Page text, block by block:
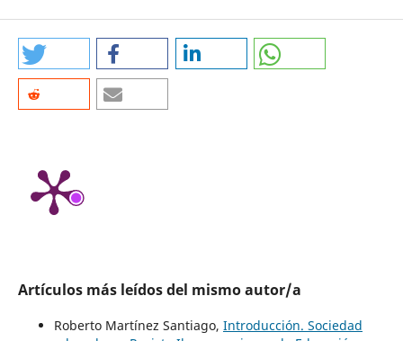
Artículos más leídos del mismo autor/a
Roberto Martínez Santiago, Introducción. Sociedad